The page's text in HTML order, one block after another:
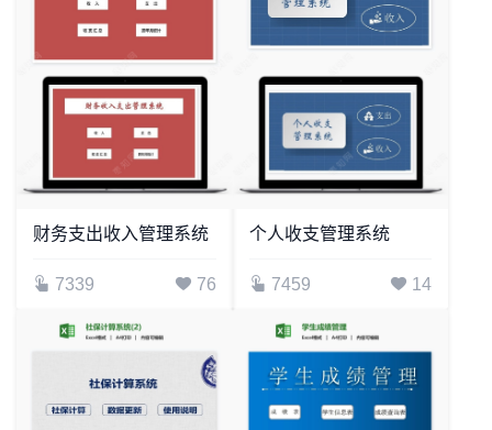
财务支出收入管理系统
7339 76
个人收支管理系统
7459 14